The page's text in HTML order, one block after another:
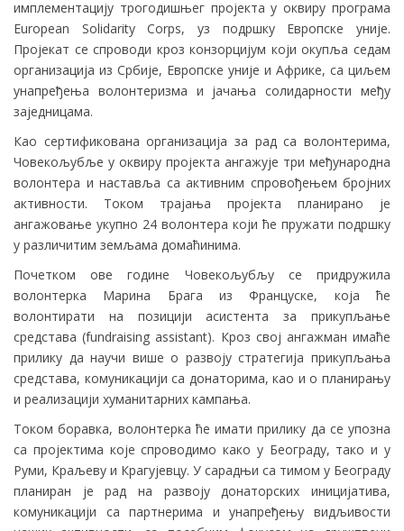
имплементацију трогодишњег пројекта у оквиру програма
European Solidarity Corps, уз подршку Европске уније.
Пројекат се спроводи кроз конзорцијум који окупља седам
организација из Србије, Европске уније и Африке, са циљем
унапређења волонтеризма и јачања солидарности међу
заједницама.
Као сертификована организација за рад са волонтерима,
Човекољубље у оквиру пројекта ангажује три међународна
волонтера и наставља са активним спровођењем бројних
активности. Током трајања пројекта планирано је
ангажовање укупно 24 волонтера који ће пружати подршку
у различитим земљама домаћинима.
Почетком ове године Човекољубљу се придружила
волонтерка Марина Брага из Француске, која ће
волонтирати на позицији асистента за прикупљање
средстава (fundraising assistant). Кроз свој ангажман имаће
прилику да научи више о развоју стратегија прикупљања
средстава, комуникацији са донаторима, као и о планирању
и реализацији хуманитарних кампања.
Током боравка, волонтерка ће имати прилику да се упозна
са пројектима које спроводимо како у Београду, тако и у
Руми, Краљеву и Крагујевцу. У сарадњи са тимом у Београду
планиран је рад на развоју донаторских иницијатива,
комуникацији са партнерима и унапређењу видљивости